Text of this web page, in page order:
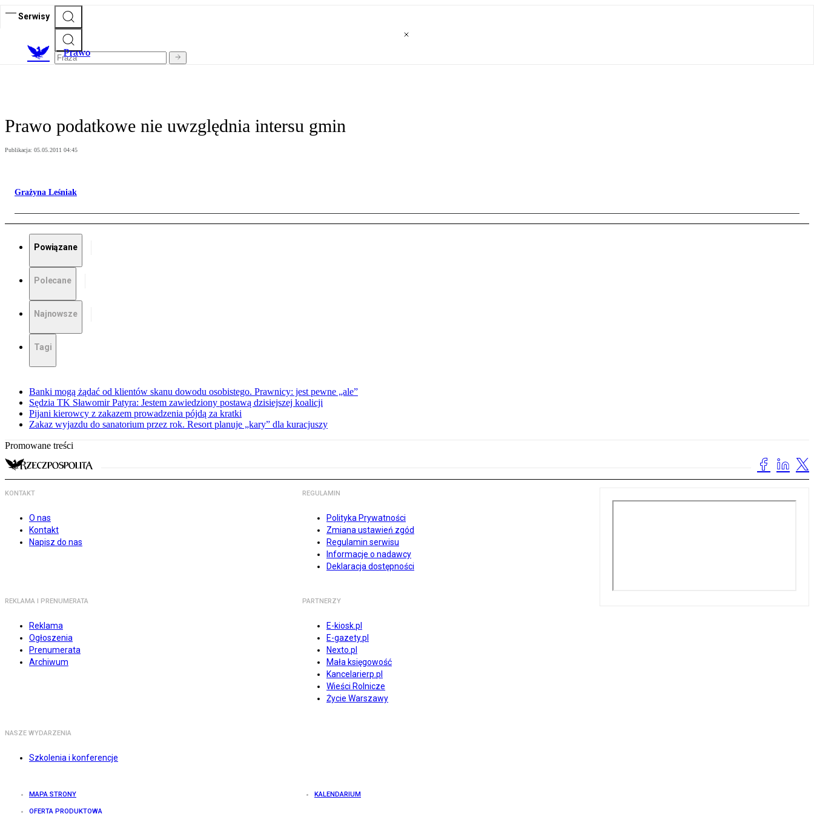
Serwisy
Prawo
Prawo podatkowe nie uwzględnia intersu gmin
Publikacja: 05.05.2011 04:45
Grażyna Leśniak
Powiązane
Polecane
Najnowsze
Tagi
Banki mogą żądać od klientów skanu dowodu osobistego. Prawnicy: jest pewne „ale”
Sędzia TK Sławomir Patyra: Jestem zawiedziony postawą dzisiejszej koalicji
Pijani kierowcy z zakazem prowadzenia pójdą za kratki
Zakaz wyjazdu do sanatorium przez rok. Resort planuje „kary” dla kuracjuszy
Promowane treści
KONTAKT
O nas
Kontakt
Napisz do nas
REGULAMIN
Polityka Prywatności
Zmiana ustawień zgód
Regulamin serwisu
Informacje o nadawcy
Deklaracja dostępności
REKLAMA I PRENUMERATA
Reklama
Ogłoszenia
Prenumerata
Archiwum
PARTNERZY
E-kiosk.pl
E-gazety.pl
Nexto.pl
Mała księgowość
Kancelarierp.pl
Wieści Rolnicze
Życie Warszawy
NASZE WYDARZENIA
Szkolenia i konferencje
MAPA STRONY KALENDARIUM
OFERTA PRODUKTOWA